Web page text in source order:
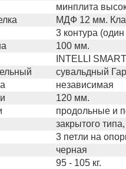
минплита
МДФ 12 мм.
3 контура
100 мм.
INTELLI SMART
сувальдный
независимая
120 мм.
продольные и
закрытого
3 петли на
черная
95 - 105 кг.